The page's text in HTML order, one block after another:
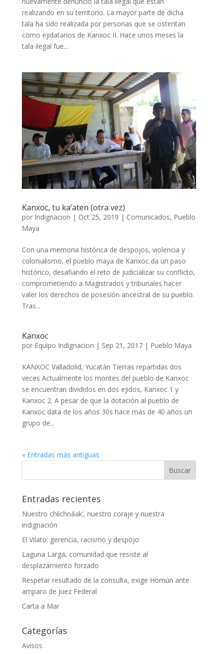
realizando en su territorio. La mayor parte de dicha
tala ha sido realizada por personas que se ostentan
como ejidatarios de Kanxoc II. Hace unos meses la
tala ilegal fue...
Kanxoc, tu ka’aten (otra vez)
por Indignacion | Oct 25, 2019 | Comunicados, Pueblo
Maya
Con una memoria histórica de despojos, violencia y
colonialismo, el pueblo maya de Kanxoc da un paso
histórico, desafiando el reto de judicializar su conflicto,
comprometiendo a Magistrados y tribunales hacer
valer los derechos de posesión ancestral de su pueblo.
Tras...
Kanxoc
por Equipo Indignacion | Sep 21, 2017| Pueblo Maya
KANXOC Valladolid, Yucatán Tierras repartidas dos
veces Actualmente los montes del pueblo de Kanxoc
se encuentran divididos en dos ejidos, Kanxoc 1 y
Kanxoc 2. A pesar de que la dotación al pueblo de
Kanxoc data de los años 30s hace más de 40 años un
grupo de...
« Entradas más antiguas
Entradas recientes
Nuestro chíichnáak’, nuestro coraje y nuestra
indignación
El Vilato: gerencia, racismo y despojo
Laguna Larga, comunidad que resiste al
desplazamiento forzado
Respetar resultado de la consulta, exige Homún ante
amparo de juez Federal
Carta a Mar
Categorías
Avisos